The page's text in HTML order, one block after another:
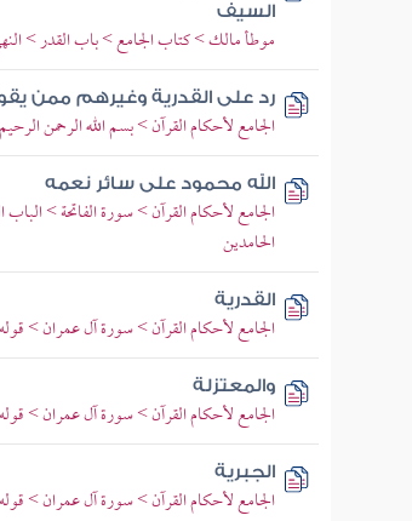
السيف
موطأ مالك > كتاب الجامع > باب القدر >
رد على القدرية وغيرهم ممن
الجامع لأحكام القرآن > بسم الله الرحمن الرحيم
الله محمود على سائر نعمه
الجامع لأحكام القرآن > سورة الفاتحة > الباب
الحامدين
القدرية
الجامع لأحكام القرآن > سورة آل عمران >
والمعتزلة
الجامع لأحكام القرآن > سورة آل عمران >
الجبرية
الجامع لأحكام القرآن > سورة آل عمران >